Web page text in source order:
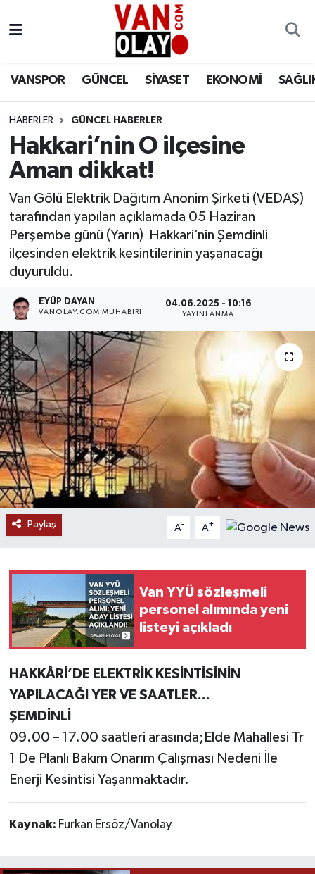
VANSPOR GÜNCEL SİYASET EKONOMİ
HABERLER GÜNCEL HABERLER
Hakkari’nin O ilçesine
Aman dikkat!
Van Gölü Elektrik Dağıtım Anonim Şirketi (VEDAŞ)
tarafından yapılan açıklamada 05 Haziran
Perşembe günü (Yarın) Hakkari’nin Şemdinli
ilçesinden elektrik kesintilerinin yaşanacağı
duyuruldu.
EYÜP DAYAN
VANOLAY.COM MUHABIRI
04.06.2025 - 10:16
YAYINLANMA
Paylaş A- A+
Van YYÜ sözleşmeli
personel alımında yeni
listeyi açıkladı
HAKKÂRİ’DE ELEKTRİK KESİNTİSİNİN
YAPILACAĞI YER VE SAATLER...
ŞEMDİNLİ
09.00 – 17.00 saatleri arasında;Elde Mahallesi Tr
1 De Planlı Bakım Onarım Çalışması Nedeni İle
Enerji Kesintisi Yaşanmaktadır.
Kaynak: Furkan Ersöz/Vanolay
Siyaset
Ekonomi
Sağlık
Eğitim
Bilim & Teknoloji
Dünya
RESMİ İLANLAR
Van Nöbetçi Eczaneler
Van Namaz Vakitleri
Van Trafik Yoğunluk Haritası
Süper Lig Puan Durumu ve Fikstür
Tüm Manşetler
Son Dakika Haberleri
Haber Arşivi